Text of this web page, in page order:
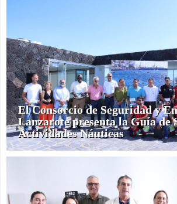
El Consorcio de Seguridad y
Lanzarote presenta la Guía de
Actividades Náuticas